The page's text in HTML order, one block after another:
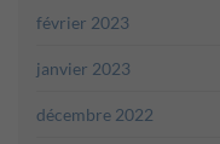
février 2023
janvier 2023
décembre 2022